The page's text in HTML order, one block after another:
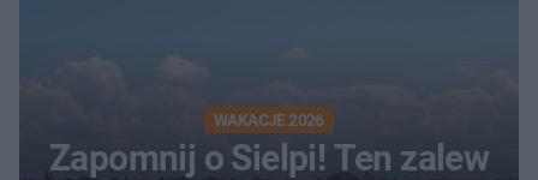
WAKACJE 2026
Zapomnij o Sielpi! Ten zalew